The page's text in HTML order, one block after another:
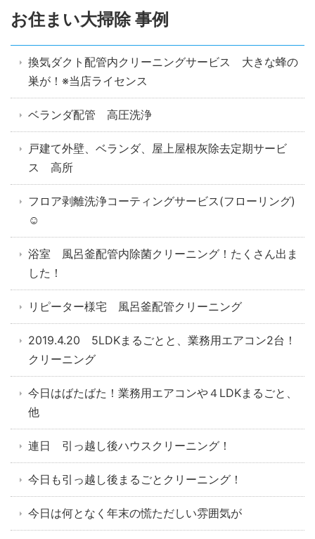
お住まい大掃除 事例
換気ダクト配管内クリーニングサービス 大きな蜂の
巣が！※当店ライセンス
ベランダ配管 高圧洗浄
戸建て外壁、ベランダ、屋上屋根灰除去定期サービ
ス 高所
フロア剥離洗浄コーティングサービス(フローリング)
☺
浴室 風呂釜配管内除菌クリーニング！たくさん出ま
した！
リピーター様宅 風呂釜配管クリーニング
2019.4.20 5LDKまるごとと、業務用エアコン2台！
クリーニング
今日はばたばた！業務用エアコンや４LDKまるごと、
他
連日 引っ越し後ハウスクリーニング！
今日も引っ越し後まるごとクリーニング！
今日は何となく年末の慌ただしい雰囲気が